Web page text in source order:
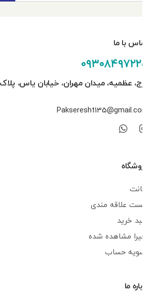
تماس با ما
۰۹۳۰۸۴۹۷۲۲۵
کرج، عظمیه، میدان مهران، خیابان یاس، پلاک ۲۶
Pakseresht135@gmail.com
فروشگاه
اکانت
لیست علاقه مندی
سبد خرید
اخیرا مشاهده شده
تسویه حساب
درباره ما